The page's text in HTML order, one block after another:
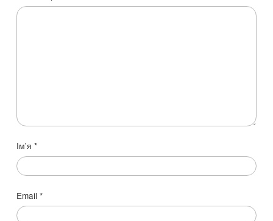
Ім'я*
Email*